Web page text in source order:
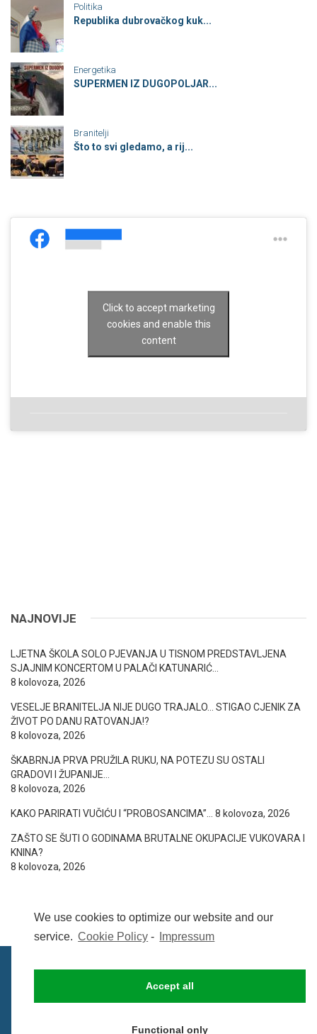
We use cookies to optimize our website and our
service. Cookie Policy - Impressum
Accept all
Functional only
Politika
Republika dubrovačkog kuk...
Energetika
SUPERMEN IZ DUGOPOLJAR...
Branitelji
Što to svi gledamo, a rij...
Click to accept marketing
cookies and enable this
content
NAJNOVIJE
LJETNA ŠKOLA SOLO PJEVANJA U TISNOM PREDSTAVLJENA
SJAJNIM KONCERTOM U PALAČI KATUNARIĆ…
8 kolovoza, 2026
VESELJE BRANITELJA NIJE DUGO TRAJALO… STIGAO CJENIK ZA
ŽIVOT PO DANU RATOVANJA!?
8 kolovoza, 2026
ŠKABRNJA PRVA PRUŽILA RUKU, NA POTEZU SU OSTALI
GRADOVI I ŽUPANIJE…
8 kolovoza, 2026
KAKO PARIRATI VUČIĆU I “PROBOSANCIMA”… 8 kolovoza, 2026
ZAŠTO SE ŠUTI O GODINAMA BRUTALNE OKUPACIJE VUKOVARA I
KNINA?
8 kolovoza, 2026
UVIJETI KORIŠTENJA COOKIE POLICY (EU)